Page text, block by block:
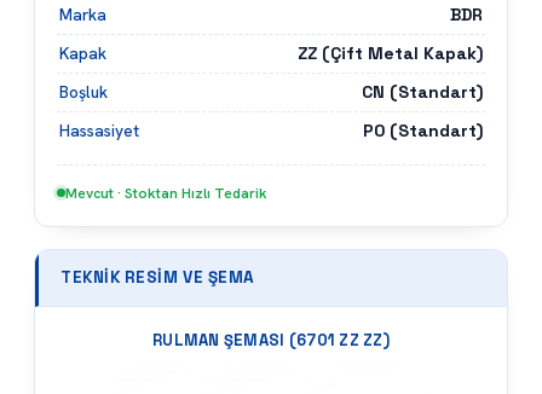
Marka
BDR
Kapak
ZZ (Çift Metal Kapak)
Boşluk
CN (Standart)
Hassasiyet
P0 (Standart)
Mevcut · Stoktan Hızlı Tedarik
TEKNIK RESIM VE ŞEMA
RULMAN ŞEMASI (6701 ZZ ZZ)